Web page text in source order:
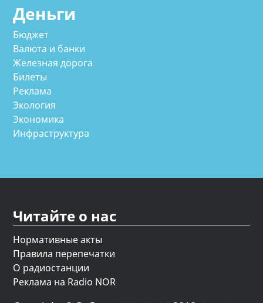
Деньги
Бюджет
Валюта и банки
Железная дорога
Билеты
Реклама
Экология
Экономика
Инфраструктура
Читайте о нас
Нормативные акты
Правила перепечатки
О радиостанции
Реклама на Radio NOR